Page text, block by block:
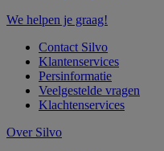
We helpen je graag!
Contact Silvo
Klantenservices
Persinformatie
Veelgestelde vragen
Klachtenservices
Over Silvo